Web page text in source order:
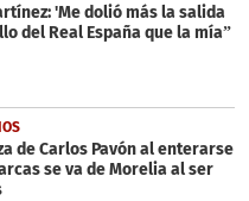
'Me dolió más la salida
del Real España que la mía”
de Carlos Pavón al enterarse
se va de Morelia al ser